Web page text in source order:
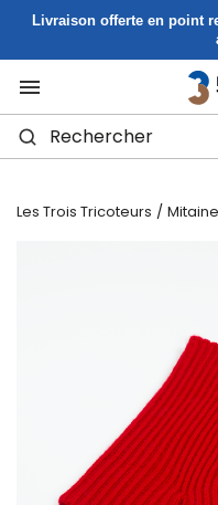
Panneau de gestion des
Livraison offerte en point

Les Trois Tricoteurs